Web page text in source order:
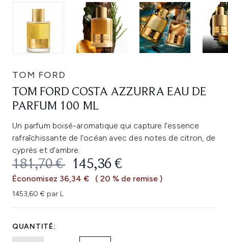
TOM FORD
TOM FORD COSTA AZZURRA EAU DE
PARFUM 100 ML
Un parfum boisé-aromatique qui capture l'essence
rafraîchissante de l'océan avec des notes de citron, de
cyprès et d'ambre.
PRIX DE VENTE :
181,70 € PRIX ​​ACTUEL :
145,36 €
Économisez 36,34 € ( 20 % de remise )
1453,60 € par L
QUANTITÉ: